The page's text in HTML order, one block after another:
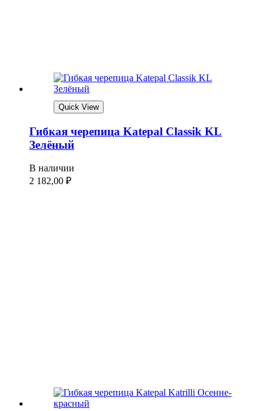
Quick View
Гибкая черепица Katepal Classik KL
Зелёный
В наличии
2 182,00 ₽